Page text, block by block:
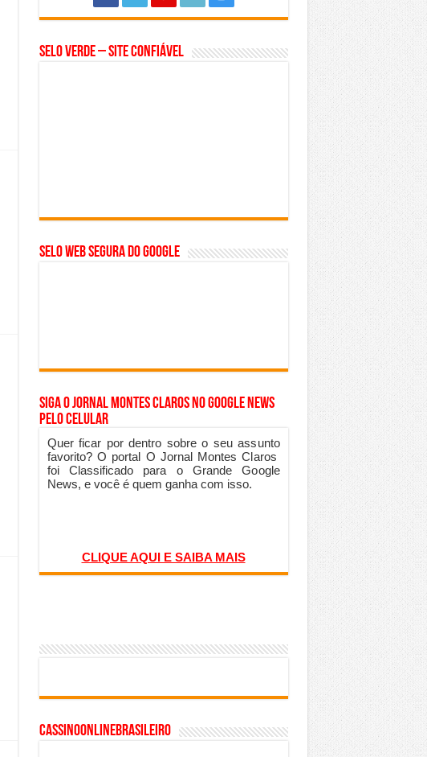
Selo Verde – Site Confiável
SELO WEB SEGURA do GOOGLE
Siga o Jornal Montes Claros no Google News
pelo Celular
Quer ficar por dentro sobre o seu assunto
favorito? O portal O Jornal Montes Claros
foi Classificado para o Grande Google
News, e você é quem ganha com isso.
CLIQUE AQUI E SAIBA MAIS
cassinoonlinebrasileiro